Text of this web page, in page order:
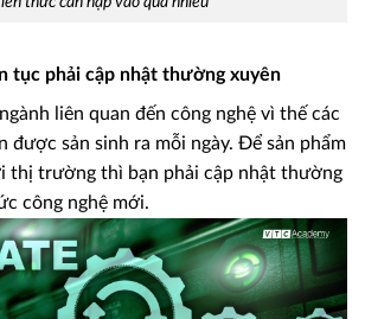
tục phải cập nhật thường xuyên
liên quan đến công nghệ vì thế các
được sản sinh ra mỗi ngày. Để sản phẩm
thị trường thì bạn phải cập nhật thường
công nghệ mới.